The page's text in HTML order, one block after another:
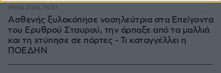
Ασθενής ξυλοκόπησε νοσηλεύτρια στα Επείγοντα
του Ερυθρού Σταυρού, την άρπαξε από τα μαλλιά
και τη χτύπησε σε πόρτες - Τι καταγγέλλει η
ΠΟΕΔΗΝ
09.08.2026, 10:51